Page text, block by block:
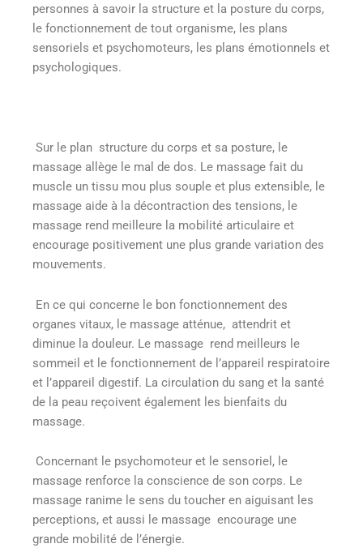
personnes à savoir la structure et la posture du corps,
le fonctionnement de tout organisme, les plans
sensoriels et psychomoteurs, les plans émotionnels et
psychologiques.
Sur le plan structure du corps et sa posture, le
massage allège le mal de dos. Le massage fait du
muscle un tissu mou plus souple et plus extensible, le
massage aide à la décontraction des tensions, le
massage rend meilleure la mobilité articulaire et
encourage positivement une plus grande variation des
mouvements.
En ce qui concerne le bon fonctionnement des
organes vitaux, le massage atténue, attendrit et
diminue la douleur. Le massage rend meilleurs le
sommeil et le fonctionnement de l’appareil respiratoire
et l’appareil digestif. La circulation du sang et la santé
de la peau reçoivent également les bienfaits du
massage.
Concernant le psychomoteur et le sensoriel, le
massage renforce la conscience de son corps. Le
massage ranime le sens du toucher en aiguisant les
perceptions, et aussi le massage encourage une
grande mobilité de l’énergie.